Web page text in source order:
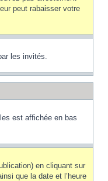
peut rabaisser votre
les invités.
est affichée en bas
en cliquant sur
que la date et l’heure